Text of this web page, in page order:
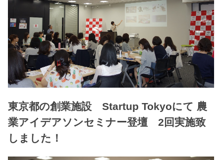
東京都の創業施設 Startup Tokyoにて 農
業アイデアソンセミナー登壇 2回実施致
しました！